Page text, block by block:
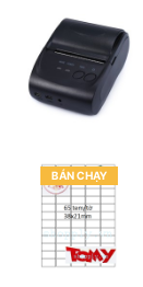
BÁN CHẠY